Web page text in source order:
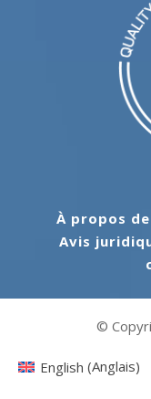
À propos
Avis
©
English (Anglais)